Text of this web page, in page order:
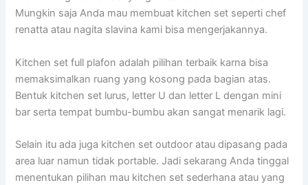
Mungkin saja Anda mau membuat kitchen set seperti chef
renatta atau nagita slavina kami bisa mengerjakannya.
Kitchen set full plafon adalah pilihan terbaik karna bisa
memaksimalkan ruang yang kosong pada bagian atas.
Bentuk kitchen set lurus, letter U dan letter L dengan mini
bar serta tempat bumbu-bumbu akan sangat menarik lagi.
Selain itu ada juga kitchen set outdoor atau dipasang pada
area luar namun tidak portable. Jadi sekarang Anda tinggal
menentukan pilihan mau kitchen set sederhana atau yang